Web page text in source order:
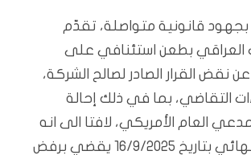
قانونية متواصلة، تقدّم
العراقي بطعن استئنافي على
نقض القرار الصادر لصالح الشركة،
التقاضي، بما في ذلك إحالة
العام الأمريكي، لافتا الى انه
تم إصدار قرار نهائي بتاريخ 16/9/2025 يقضي برفض